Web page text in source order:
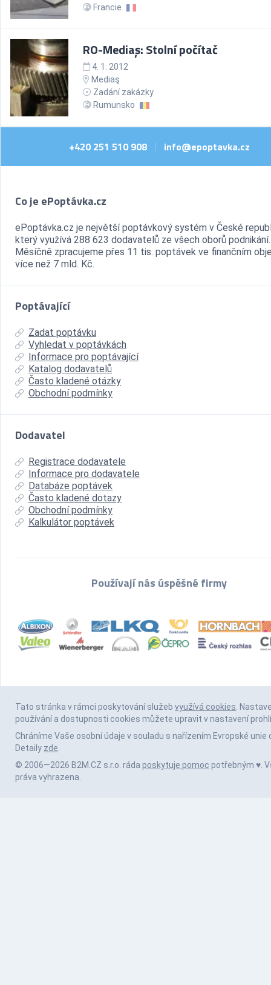
Francie
RO-Mediaş: Stolní počítač
4. 1. 2012
Mediaş
Zadání zakázky
Rumunsko
+420 251 510 908 | info@epoptavka.cz
Co je ePoptávka.cz
ePoptávka.cz je největší poptávkový systém v České
který využívá 288 623 dodavatelů ze všech oborů podnikání.
Měsíčně zpracujeme přes 11 tis. poptávek ve finančním
více než 7 mld. Kč.
Poptávající
Zadat poptávku
Vyhledat v poptávkách
Informace pro poptávající
Katalog dodavatelů
Často kladené otázky
Obchodní podmínky
Dodavatel
Registrace dodavatele
Informace pro dodavatele
Databáze poptávek
Často kladené dotazy
Obchodní podmínky
Kalkulátor poptávek
Používají nás úspěšné firmy
Tato stránka v rámci poskytování služeb využívá cookies.
používání a dostupnosti cookies můžete upravit v nastavení
Chráníme Vaše osobní údaje v souladu s nařízením Evropské unie
Detaily zde.
© 2006—2026 B2M.CZ s.r.o. ráda poskytuje pomoc potřebným ♥️.
práva vyhrazena.